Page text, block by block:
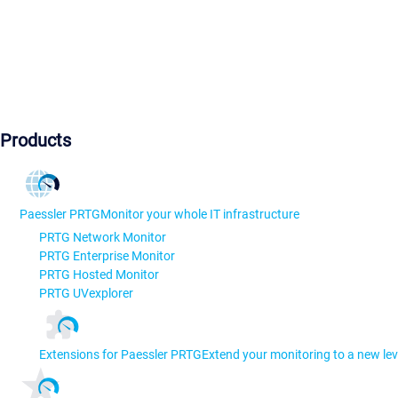
Products
Paessler PRTGMonitor your whole IT infrastructure
PRTG Network Monitor
PRTG Enterprise Monitor
PRTG Hosted Monitor
PRTG UVexplorer
Extensions for Paessler PRTGExtend your monitoring to a new